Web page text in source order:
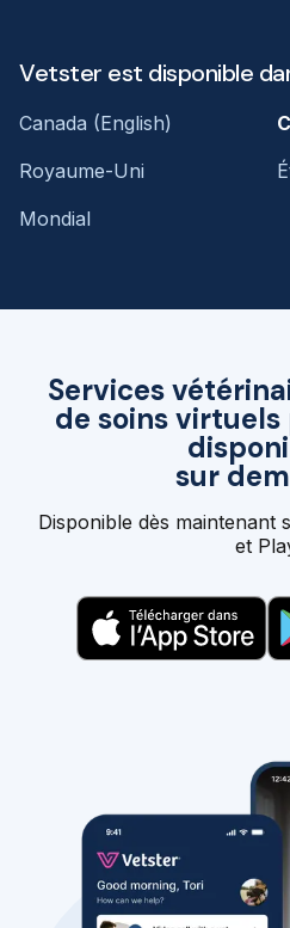
Services
de soins
sur
Disponible dès maintenant
et
Vetster est disponible
Canada (English)
Royaume-Uni
Mondial